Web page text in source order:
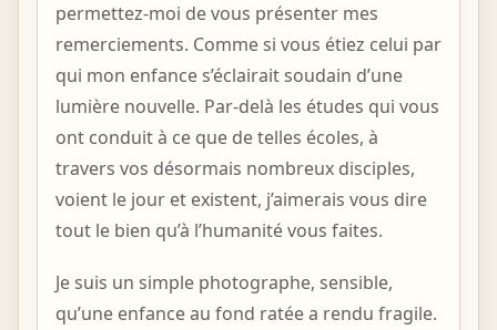
permettez-moi de vous présenter mes
remerciements. Comme si vous étiez celui par
qui mon enfance s’éclairait soudain d’une
lumière nouvelle. Par-delà les études qui vous
ont conduit à ce que de telles écoles, à
travers vos désormais nombreux disciples,
voient le jour et existent, j’aimerais vous dire
tout le bien qu’à l’humanité vous faites.
Je suis un simple photographe, sensible,
qu’une enfance au fond ratée a rendu fragile.